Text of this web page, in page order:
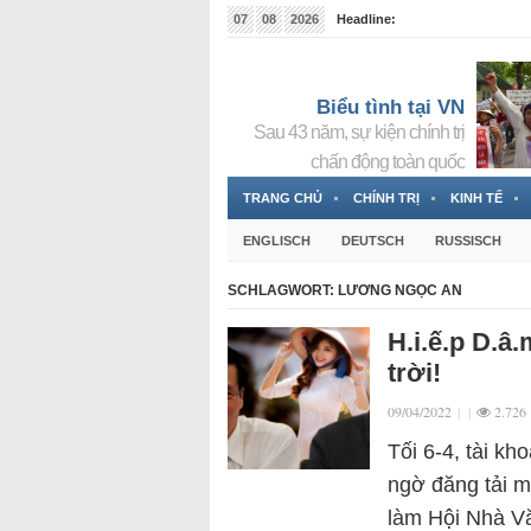
07 08 2026
Headline:
Biểu tình tại VN
Sau 43 năm, sự kiện chính trị
chấn động toàn quốc
TRANG CHỦ CHÍNH TRỊ KINH TẾ
ENGLISCH DEUTSCH RUSSISCH
SCHLAGWORT: LƯƠNG NGỌC AN
H.i.ế.p
trời!
09/04/2022 | | 2.726
Tối 6-4, tài
ngờ đăng tải
làm Hội Nhà